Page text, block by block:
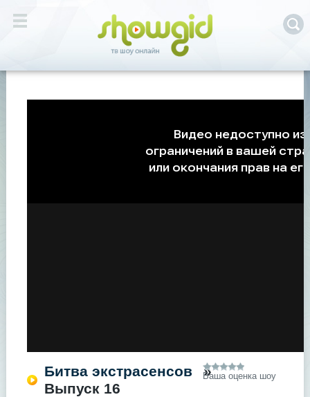
Битва экстрасенсов
»
Выпуск 16
Ваша оценка шоу